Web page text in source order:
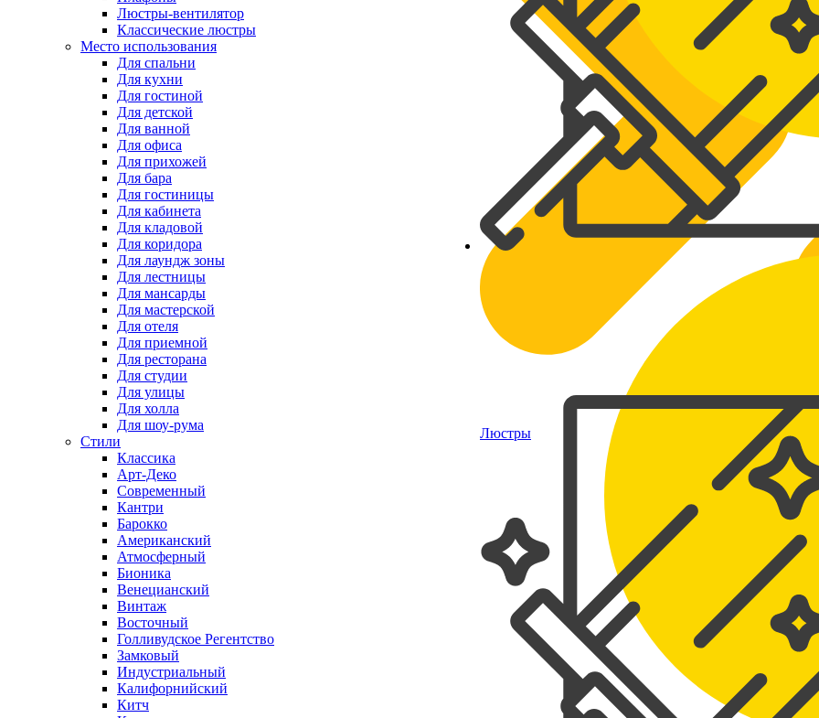
Люстры
Люстры-вентилятор
Классические люстры
Место использования
Для спальни
Для кухни
Для гостиной
Для детской
Для ванной
Для офиса
Для прихожей
Для бара
Для гостиницы
Для кабинета
Для кладовой
Для коридора
Для лаундж зоны
Для лестницы
Для мансарды
Для мастерской
Для отеля
Для приемной
Для ресторана
Для студии
Для улицы
Для холла
Для шоу-рума
Стили
Классика
Арт-Деко
Современный
Кантри
Барокко
Американский
Атмосферный
Бионика
Венецианский
Винтаж
Восточный
Голливудское Регентство
Замковый
Индустриальный
Калифорнийский
Китч